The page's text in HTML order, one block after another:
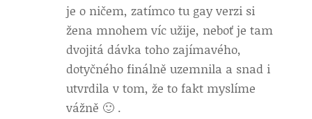
je o ničem, zatímco tu gay verzi si
žena mnohem víc užije, neboť je tam
dvojitá dávka toho zajímavého,
dotyčného finálně uzemnila a snad i
utvrdila v tom, že to fakt myslíme
vážně 🙂 .